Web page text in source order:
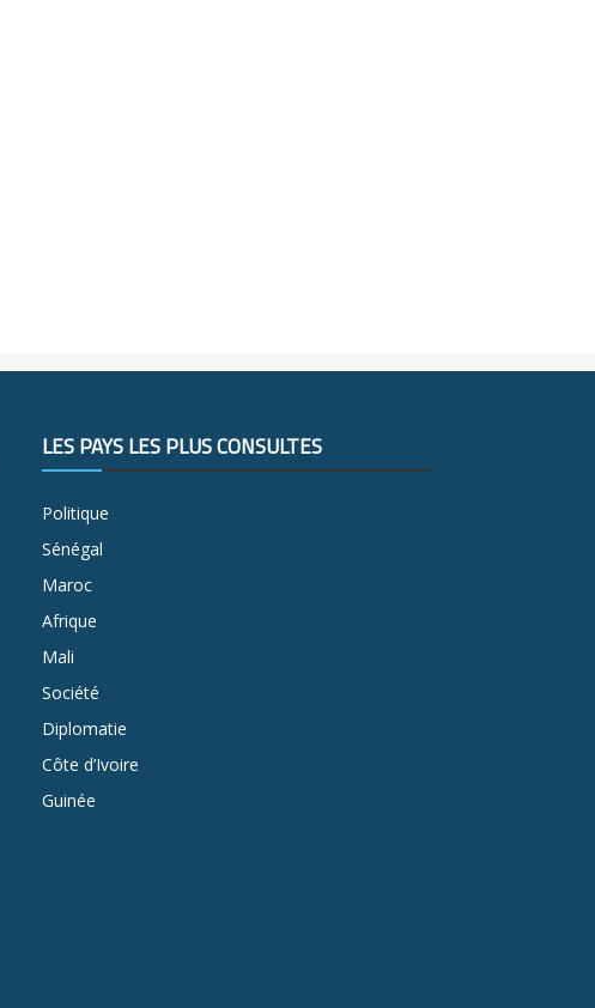
LES PAYS LES PLUS CONSULTÉS
Politique
Sénégal
Maroc
Afrique
Mali
Société
Diplomatie
Côte d’Ivoire
Guinée